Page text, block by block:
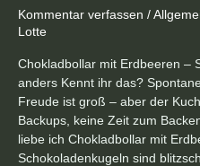
Kommentar verfassen /
Lotte
Chokladbollar mit Erdbeeren –
anders Kennt ihr das?
Freude ist groß – aber der
Backups, keine Zeit zum
liebe ich Chokladbollar mit
Schokoladenkugeln sind